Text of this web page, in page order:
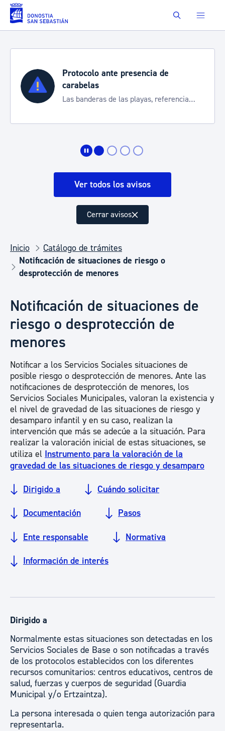
Saltar al contenido principal Buscar
presencia de
las playas, referencia
Semana Grande
Cortes de tráfico
de transporte
Ver todos los avisos
Cerrar avisos
Inicio
Catálogo de trámites
Notificación de situaciones de riesgo o
desprotección de menores
Notificación de situaciones de
riesgo o desprotección de
menores
Notificar a los Servicios Sociales situaciones de
posible riesgo o desprotección de menores. Ante las
notificaciones de desprotección de menores, los
Servicios Sociales Municipales, valoran la existencia y
el nivel de gravedad de las situaciones de riesgo y
desamparo infantil y en su caso, realizan la
intervención que más se adecúe a la situación. Para
realizar la valoración inicial de estas situaciones, se
utiliza el Instrumento para la valoración de la
gravedad de las situaciones de riesgo y desamparo
Dirigido a Cuándo solicitar
Documentación Pasos
Ente responsable Normativa
Información de interés
Dirigido a
Normalmente estas situaciones son detectadas en los
Servicios Sociales de Base o son notificadas a través
de los protocolos establecidos con los diferentes
recursos comunitarios: centros educativos, centros de
salud, fuerzas y cuerpos de seguridad (Guardia
Municipal y/o Ertzaintza).
La persona interesada o quien tenga autorización para
representarla.